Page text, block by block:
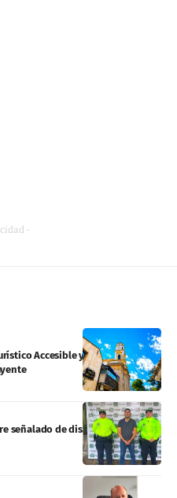
-
Accesible y se convierte en
señalado de distribuir